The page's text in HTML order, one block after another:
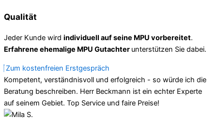
Qualität
Jeder Kunde wird individuell auf seine MPU vorbereitet.
Erfahrene ehemalige MPU Gutachter unterstützen Sie dabei.
Zum kostenfreien Erstgespräch
Kompetent, verständnisvoll und erfolgreich - so würde ich die
Beratung beschreiben. Herr Beckmann ist ein echter Experte
auf seinem Gebiet. Top Service und faire Preise!